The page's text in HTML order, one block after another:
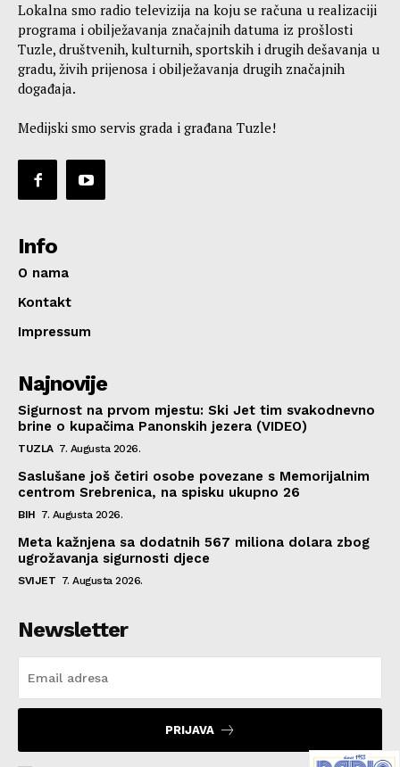
Lokalna smo radio televizija na koju se računa u realizaciji
programa i obilježavanja značajnih datuma iz prošlosti
Tuzle, društvenih, kulturnih, sportskih i drugih dešavanja u
gradu, živih prijenosa i obilježavanja drugih značajnih
događaja.
Medijski smo servis grada i građana Tuzle!
Info
O nama
Kontakt
Impressum
Najnovije
Sigurnost na prvom mjestu: Ski Jet tim svakodnevno
brine o kupačima Panonskih jezera (VIDEO)
TUZLA 7. Augusta 2026.
Saslušane još četiri osobe povezane s Memorijalnim
centrom Srebrenica, na spisku ukupno 26
BIH 7. Augusta 2026.
Meta kažnjena sa dodatnih 567 miliona dolara zbog
ugrožavanja sigurnosti djece
SVIJET 7. Augusta 2026.
Newsletter
PRIJAVA